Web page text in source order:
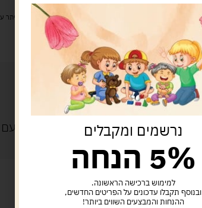
זמן אספקה: עד 4 ימי עסקים.
איסוף עצמי: מ"ביתר טויס" רחוב בניין דוד 18, ביתר עילית.
משלוח עם נרשמים ומקבלים
5% הנחה
למימוש ברכישה הראשונה.
ובנוסף תקבלו עדכונים על הפריטים החדשים,
ההנחות והמבצעים השווים ביותר!